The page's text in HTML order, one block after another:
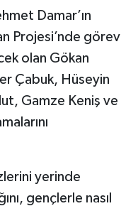
Damar’ın
Projesi’nde görev
olan Gökan
Çabuk, Hüseyin
Gamze Keniş ve
yerinde
gençlerle nasıl